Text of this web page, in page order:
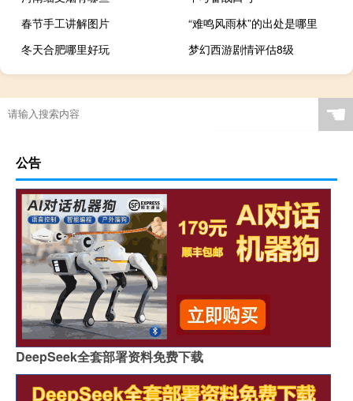
春节手工讲解图片
“难鸣风雨林”的出处是哪里
冬天合肥哪里好玩
梦幻西游剧情评估8级
☚
公告
DeepSeek全套部署资料免费下载